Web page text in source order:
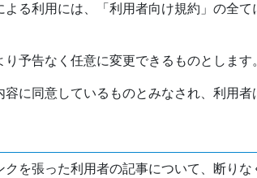
る利用には、「利用者向け規約」の全て
予告なく任意に変更できるものとします
に同意しているものとみなされ、利用者
を張った利用者の記事について、断り